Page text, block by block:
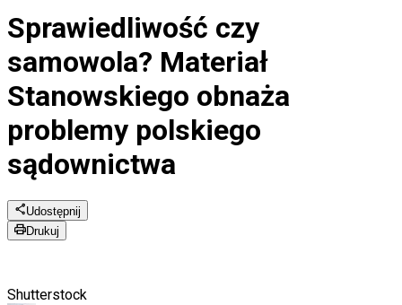
Sprawiedliwość czy
samowola? Materiał
Stanowskiego obnaża
problemy polskiego
sądownictwa
Udostępnij
Drukuj
Shutterstock